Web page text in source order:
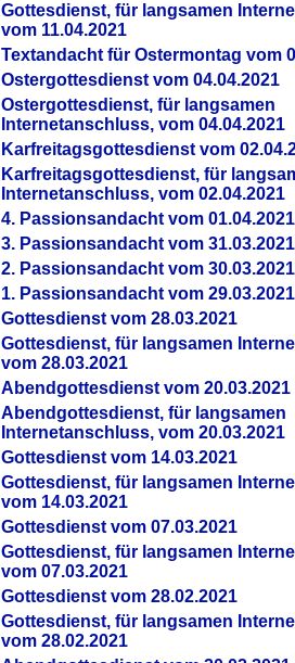
Gottesdienst, für langsamen
vom 11.04.2021
Textandacht für Ostermontag vom
Ostergottesdienst vom 04.04.2021
Ostergottesdienst, für langsamen
Internetanschluss, vom 04.04.2021
Karfreitagsgottesdienst vom
Karfreitagsgottesdienst, für
Internetanschluss, vom 02.04.2021
4. Passionsandacht vom 01.04.2021
3. Passionsandacht vom 31.03.2021
2. Passionsandacht vom 30.03.2021
1. Passionsandacht vom 29.03.2021
Gottesdienst vom 28.03.2021
Gottesdienst, für langsamen
vom 28.03.2021
Abendgottesdienst vom 20.03.2021
Abendgottesdienst, für langsamen
Internetanschluss, vom 20.03.2021
Gottesdienst vom 14.03.2021
Gottesdienst, für langsamen
vom 14.03.2021
Gottesdienst vom 07.03.2021
Gottesdienst, für langsamen
vom 07.03.2021
Gottesdienst vom 28.02.2021
Gottesdienst, für langsamen
vom 28.02.2021